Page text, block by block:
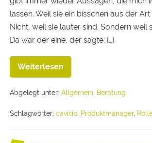
lassen. Weil sie ein bisschen aus der
Nicht, weil sie lauter sind. Sondern weil
Da war der eine, der sagte: […]
Weiterlesen
Abgelegt unter: Allgemein, Beratung
Schlagwörter: cavisio, Produktmanager,